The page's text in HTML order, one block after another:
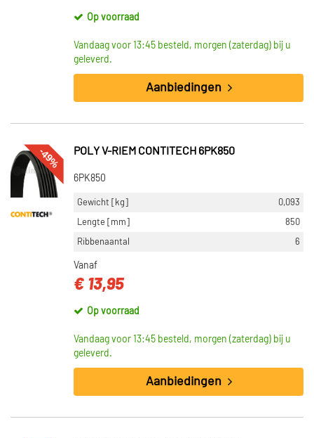
Op voorraad
Vandaag voor 13:45 besteld, morgen (zaterdag) bij u
geleverd.
Aanbiedingen
-49% POLY V-RIEM CONTITECH 6PK850
6PK850
Gewicht [kg]
0,093
Lengte [mm]
850
Ribbenaantal
6
Vanaf
€ 13,95
Op voorraad
Vandaag voor 13:45 besteld, morgen (zaterdag) bij u
geleverd.
Aanbiedingen